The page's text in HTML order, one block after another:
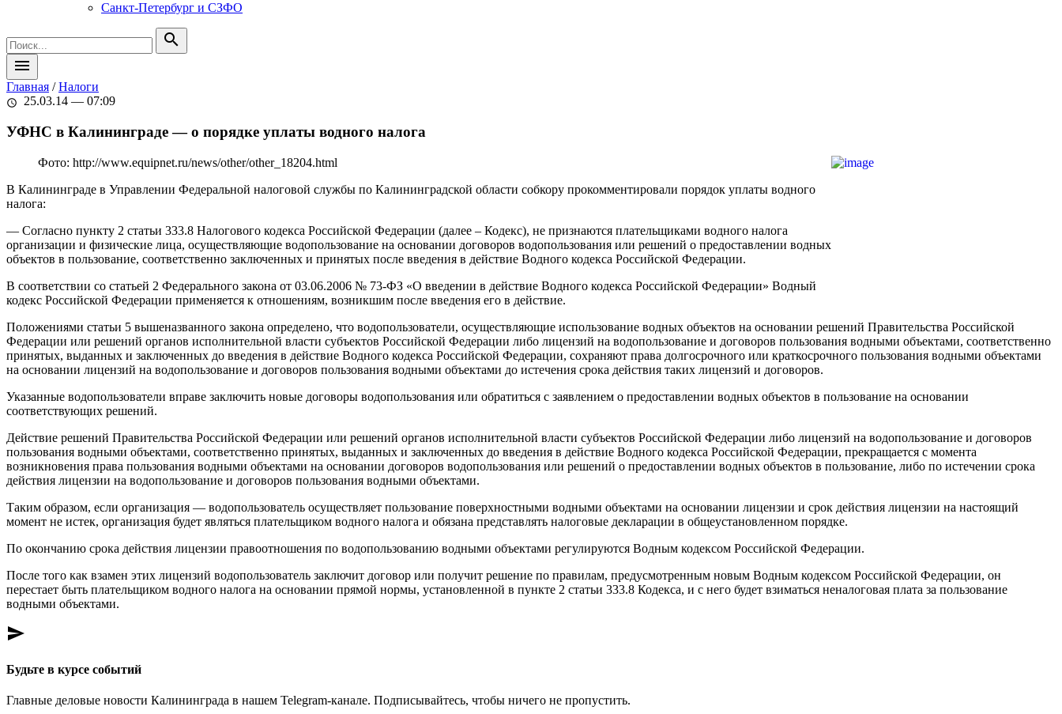
Санкт-Петербург и СЗФО
search
menu
Главная /Налоги
schedule 25.03.14 — 07:09
УФНС в Калининграде — о порядке уплаты водного налога
Фото: http://www.equipnet.ru/news/other/other_18204.html
В Калининграде в Управлении Федеральной налоговой службы по Калининградской области собкору прокомментировали порядок уплаты водного
налога:
— Согласно пункту 2 статьи 333.8 Налогового кодекса Российской Федерации (далее – Кодекс), не признаются плательщиками водного налога
организации и физические лица, осуществляющие водопользование на основании договоров водопользования или решений о предоставлении водных
объектов в пользование, соответственно заключенных и принятых после введения в действие Водного кодекса Российской Федерации.
В соответствии со статьей 2 Федерального закона от 03.06.2006 № 73-ФЗ «О введении в действие Водного кодекса Российской Федерации» Водный
кодекс Российской Федерации применяется к отношениям, возникшим после введения его в действие.
Положениями статьи 5 вышеназванного закона определено, что водопользователи, осуществляющие использование водных объектов на основании решений Правительства Российской
Федерации или решений органов исполнительной власти субъектов Российской Федерации либо лицензий на водопользование и договоров пользования водными объектами, соответственно
принятых, выданных и заключенных до введения в действие Водного кодекса Российской Федерации, сохраняют права долгосрочного или краткосрочного пользования водными объектами
на основании лицензий на водопользование и договоров пользования водными объектами до истечения срока действия таких лицензий и договоров.
Указанные водопользователи вправе заключить новые договоры водопользования или обратиться с заявлением о предоставлении водных объектов в пользование на основании
соответствующих решений.
Действие решений Правительства Российской Федерации или решений органов исполнительной власти субъектов Российской Федерации либо лицензий на водопользование и договоров
пользования водными объектами, соответственно принятых, выданных и заключенных до введения в действие Водного кодекса Российской Федерации, прекращается с момента
возникновения права пользования водными объектами на основании договоров водопользования или решений о предоставлении водных объектов в пользование, либо по истечении срока
действия лицензии на водопользование и договоров пользования водными объектами.
Таким образом, если организация — водопользователь осуществляет пользование поверхностными водными объектами на основании лицензии и срок действия лицензии на настоящий
момент не истек, организация будет являться плательщиком водного налога и обязана представлять налоговые декларации в общеустановленном порядке.
По окончанию срока действия лицензии правоотношения по водопользованию водными объектами регулируются Водным кодексом Российской Федерации.
После того как взамен этих лицензий водопользователь заключит договор или получит решение по правилам, предусмотренным новым Водным кодексом Российской Федерации, он
перестает быть плательщиком водного налога на основании прямой нормы, установленной в пункте 2 статьи 333.8 Кодекса, и с него будет взиматься неналоговая плата за пользование
водными объектами.
send
Будьте в курсе событий
Главные деловые новости Калининграда в нашем Telegram-канале. Подписывайтесь, чтобы ничего не пропустить.